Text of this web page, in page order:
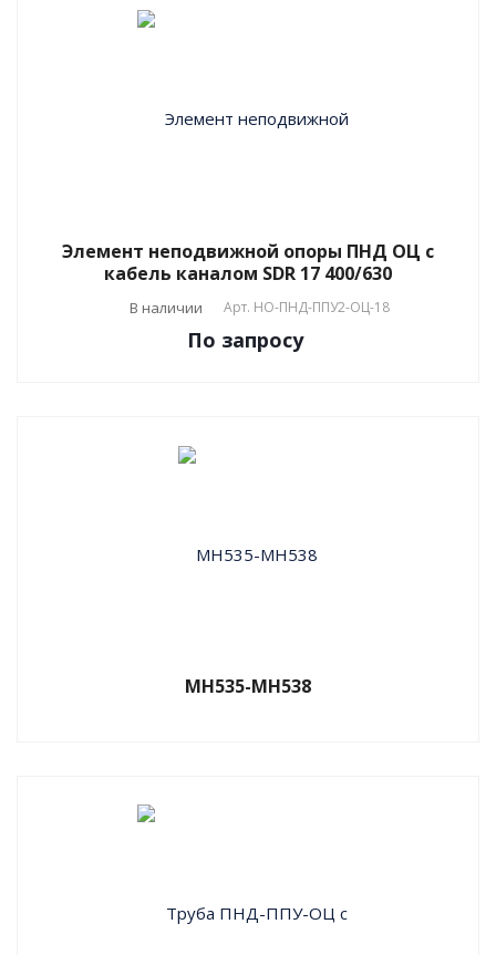
Элемент неподвижной опоры ПНД ОЦ с
кабель каналом SDR 17 400/630
В наличии Арт. НО-ПНД-ППУ2-ОЦ-18
По запросу
МН535-МН538